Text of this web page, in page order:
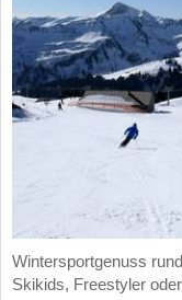
Wintersportgenuss
Skikids, Freestyler